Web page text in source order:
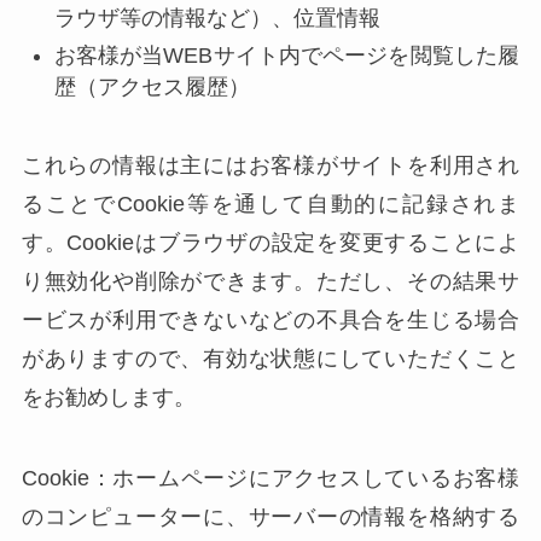
ラウザ等の情報など）、位置情報
お客様が当WEBサイト内でページを閲覧した履
歴（アクセス履歴）
これらの情報は主にはお客様がサイトを利用され
ることでCookie等を通して自動的に記録されま
す。Cookieはブラウザの設定を変更することによ
り無効化や削除ができます。ただし、その結果サ
ービスが利用できないなどの不具合を生じる場合
がありますので、有効な状態にしていただくこと
をお勧めします。
Cookie：ホームページにアクセスしているお客様
のコンピューターに、サーバーの情報を格納する